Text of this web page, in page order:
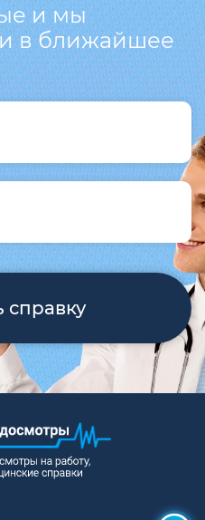
и мы
в ближайшее